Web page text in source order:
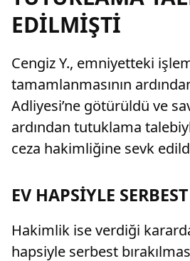
EDİLMİŞTİ
Cengiz Y., emniyetteki
tamamlanmasının
Adliyesi’ne götürüldü ve
ardından tutuklama
ceza hakimliğine sevk
EV HAPSİYLE
Hakimlik ise verdiği
hapsiyle serbest